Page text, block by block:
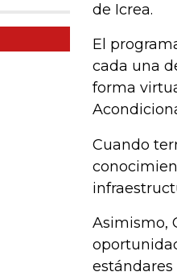
de Icrea.
El
cada una
forma
Cuando
Asimismo,